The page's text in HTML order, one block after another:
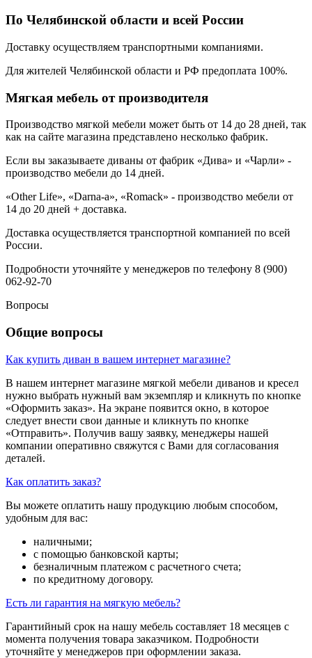
По Челябинской области и всей России
Доставку осуществляем транспортными компаниями.
Для жителей Челябинской области и РФ предоплата 100%.
Мягкая мебель от производителя
Производство мягкой мебели может быть от 14 до 28 дней, так
как на сайте магазина представлено несколько фабрик.
Если вы заказываете диваны от фабрик «Дива» и «Чарли» -
производство мебели до 14 дней.
«Other Life», «Darna-a», «Romack» - производство мебели от
14 до 20 дней + доставка.
Доставка осуществляется транспортной компанией по всей
России.
Подробности уточняйте у менеджеров по телефону 8 (900)
062-92-70
Вопросы
Общие вопросы
Как купить диван в вашем интернет магазине?
В нашем интернет магазине мягкой мебели диванов и кресел
нужно выбрать нужный вам экземпляр и кликнуть по кнопке
«Оформить заказ». На экране появится окно, в которое
следует внести свои данные и кликнуть по кнопке
«Отправить». Получив вашу заявку, менеджеры нашей
компании оперативно свяжутся с Вами для согласования
деталей.
Как оплатить заказ?
Вы можете оплатить нашу продукцию любым способом,
удобным для вас:
наличными;
с помощью банковской карты;
безналичным платежом с расчетного счета;
по кредитному договору.
Есть ли гарантия на мягкую мебель?
Гарантийный срок на нашу мебель составляет 18 месяцев с
момента получения товара заказчиком. Подробности
уточняйте у менеджеров при оформлении заказа.